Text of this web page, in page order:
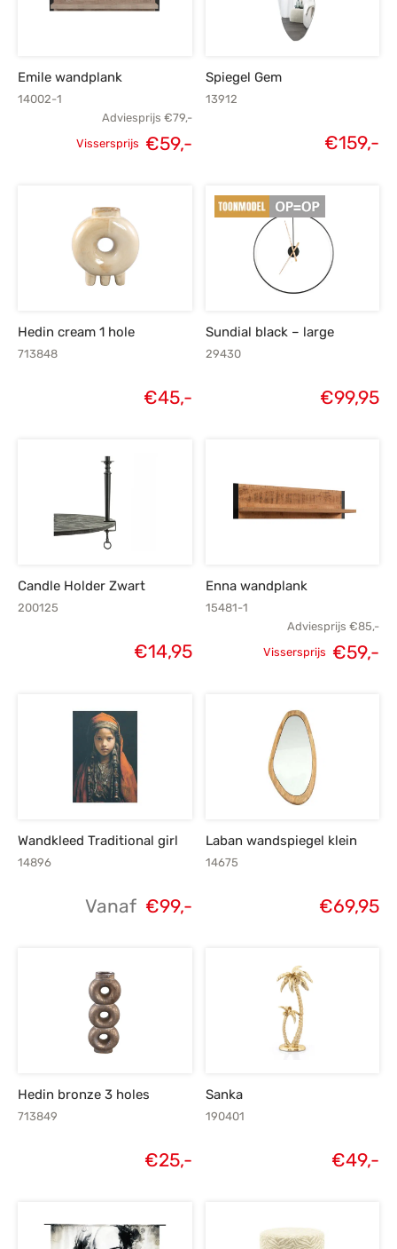
Emile wandplank
14002-1
Adviesprijs €79,-
Vissersprijs €59,-
prijs is:
€59,-.
Spiegel Gem
13912
€159,-
Hedin cream 1 hole
713848
€45,-
Sundial black – large
29430
€99,95
Candle Holder Zwart
200125
€14,95
Enna wandplank
15481-1
Adviesprijs €85,-
Vissersprijs €59,-
Wandkleed Traditional girl
14896
Vanaf €99,-
Laban wandspiegel klein
14675
€69,95
Hedin bronze 3 holes
713849
€25,-
Sanka
190401
€49,-
toonmodel
PVC